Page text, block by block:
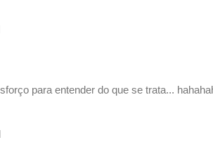
para entender do que se trata...